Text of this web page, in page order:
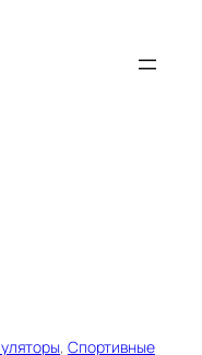
, Спортивные